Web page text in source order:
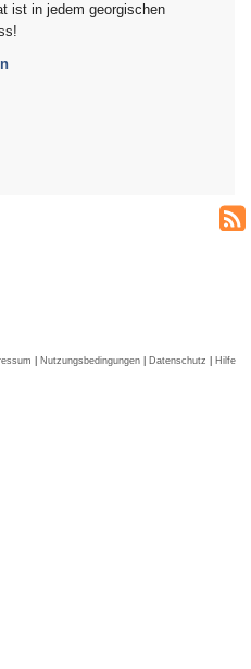
ist in jedem georgischen
| Nutzungsbedingungen | Datenschutz | Hilfe